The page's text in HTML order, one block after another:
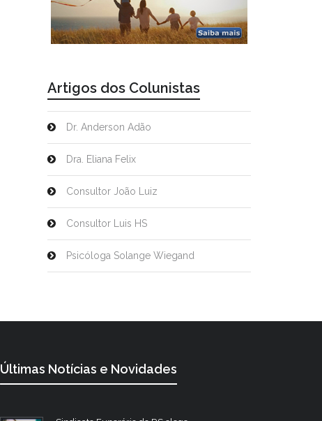
Artigos dos Colunistas
Dr. Anderson Adão
Dra. Eliana Felix
Consultor João Luiz
Consultor Luis HS
Psicóloga Solange Wiegand
Últimas Notícias e Novidades